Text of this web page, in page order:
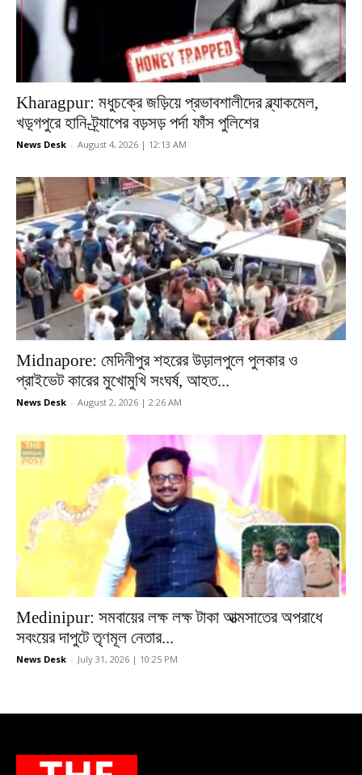
Kharagpur: মধুচক্রে জড়িয়ে প্রভাবশালীদের ব্ল্যাকমেল,
খড়্গপুরে হানি-ট্র্যাপের বড়সড় পর্দা ফাঁস পুলিশের
News Desk - August 4, 2026 | 12:13 AM
Midnapore: মেদিনীপুর শহরের উড়ালপুলে পুলকার ও
প্রাইভেট কারের মুখোমুখি সংঘর্ষ, আহত...
News Desk - August 2, 2026 | 2:26 AM
Medinipur: সমবায়ের লক্ষ লক্ষ টাকা আত্মসাতের অপরাধে
সবংয়ের দাপুটে তৃণমূল নেতার...
News Desk - July 31, 2026 | 10:25 PM